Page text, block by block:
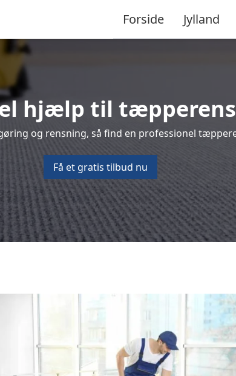
Forside Jylland
hjælp til
og rensning, så find en professionel
Få et gratis tilbud nu